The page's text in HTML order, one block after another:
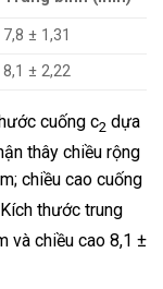
7,8 ± 1,31
8,1 ± 2,22
cuống c2 dựa
thây chiều rộng
chiều cao cuống
thước trung
và chiều cao 8,1 ±